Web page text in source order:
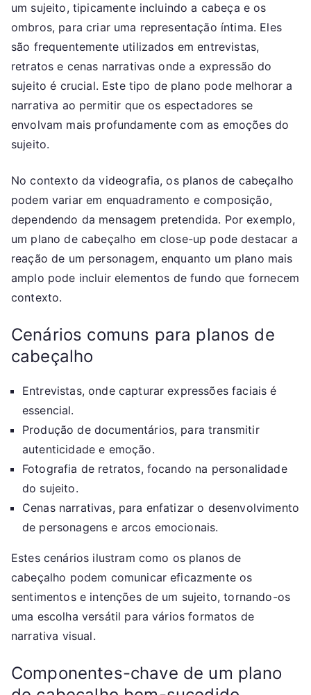
um sujeito, tipicamente incluindo a cabeça e os
ombros, para criar uma representação íntima. Eles
são frequentemente utilizados em entrevistas,
retratos e cenas narrativas onde a expressão do
sujeito é crucial. Este tipo de plano pode melhorar a
narrativa ao permitir que os espectadores se
envolvam mais profundamente com as emoções do
sujeito.
No contexto da videografia, os planos de cabeçalho
podem variar em enquadramento e composição,
dependendo da mensagem pretendida. Por exemplo,
um plano de cabeçalho em close-up pode destacar a
reação de um personagem, enquanto um plano mais
amplo pode incluir elementos de fundo que fornecem
contexto.
Cenários comuns para planos de
cabeçalho
Entrevistas, onde capturar expressões faciais é
essencial.
Produção de documentários, para transmitir
autenticidade e emoção.
Fotografia de retratos, focando na personalidade
do sujeito.
Cenas narrativas, para enfatizar o desenvolvimento
de personagens e arcos emocionais.
Estes cenários ilustram como os planos de
cabeçalho podem comunicar eficazmente os
sentimentos e intenções de um sujeito, tornando-os
uma escolha versátil para vários formatos de
narrativa visual.
Componentes-chave de um plano